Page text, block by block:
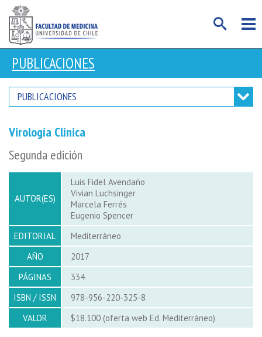
PUBLICACIONES
PUBLICACIONES
Virología Clínica
Segunda edición
AUTOR(ES)
Luis Fidel Avendaño
Vivian Luchsinger
Marcela Ferrés
Eugenio Spencer
EDITORIAL
Mediterráneo
AÑO
2017
PÁGINAS
334
ISBN / ISSN
978-956-220-325-8
VALOR
$18.100 (oferta web Ed. Mediterráneo)